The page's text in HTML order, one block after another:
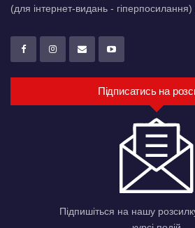
(для інтернет-видань -
Підписатись на
Підпишіться на нашу